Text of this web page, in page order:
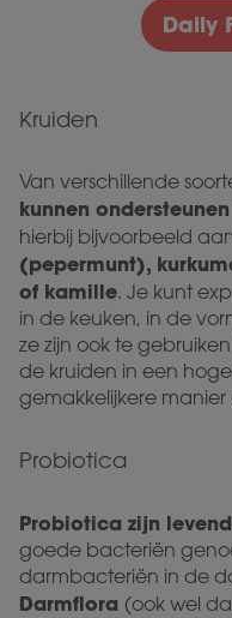
Daily
Kruiden
Van verschillende
kunnen
hierbij bijvoorbeeld
(pepermunt),
of kamille. Je kunt
in de keuken, in de
ze zijn ook te
de kruiden in een
gemakkelijkere manier
Probiotica
Probiotica zijn
goede bacteriën
darmbacteriën in de
Darmflora (ook wel